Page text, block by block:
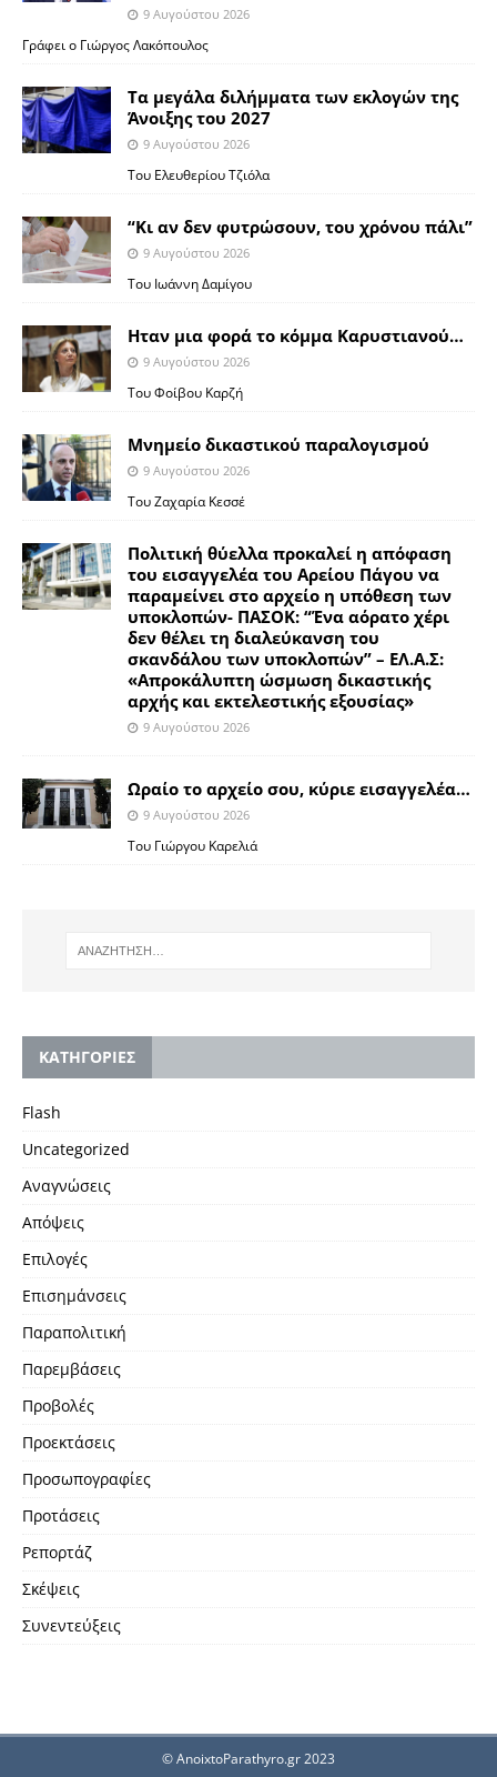
9 Αυγούστου 2026
Γράφει ο Γιώργος Λακόπουλος
Τα μεγάλα διλήμματα των εκλογών της
Άνοιξης του 2027
9 Αυγούστου 2026
Του Ελευθερίου Τζιόλα
“Κι αν δεν φυτρώσουν, του χρόνου πάλι”
9 Αυγούστου 2026
Toυ Ιωάννη Δαμίγου
Ηταν μια φορά το κόμμα Καρυστιανού…
9 Αυγούστου 2026
Του Φοίβου Καρζή
Μνημείο δικαστικού παραλογισμού
9 Αυγούστου 2026
Του Ζαχαρία Κεσσέ
Πολιτική θύελλα προκαλεί η απόφαση
του εισαγγελέα του Αρείου Πάγου να
παραμείνει στο αρχείο η υπόθεση των
υποκλοπών- ΠΑΣΟΚ: “Ένα αόρατο χέρι
δεν θέλει τη διαλεύκανση του
σκανδάλου των υποκλοπών” – ΕΛ.Α.Σ:
«Απροκάλυπτη ώσμωση δικαστικής
αρχής και εκτελεστικής εξουσίας»
9 Αυγούστου 2026
Ωραίο το αρχείο σου, κύριε εισαγγελέα…
9 Αυγούστου 2026
Του Γιώργου Καρελιά
KΑΤΗΓΟΡΙΕΣ
Flash
Uncategorized
Αναγνώσεις
Απόψεις
Επιλογές
Επισημάνσεις
Παραπολιτική
Παρεμβάσεις
Προβολές
Προεκτάσεις
Προσωπογραφίες
Προτάσεις
Ρεπορτάζ
Σκέψεις
Συνεντεύξεις
© AnoixtoParathyro.gr 2023